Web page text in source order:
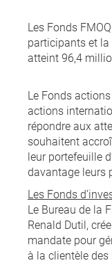
Les Fonds
participants et
atteint 96,4
Le Fonds
actions
répondre aux
souhaitent
leur portefeuille
davantage leurs
Les Fonds
Le Bureau de la
Renald Dutil,
mandate pour
à la clientèle des